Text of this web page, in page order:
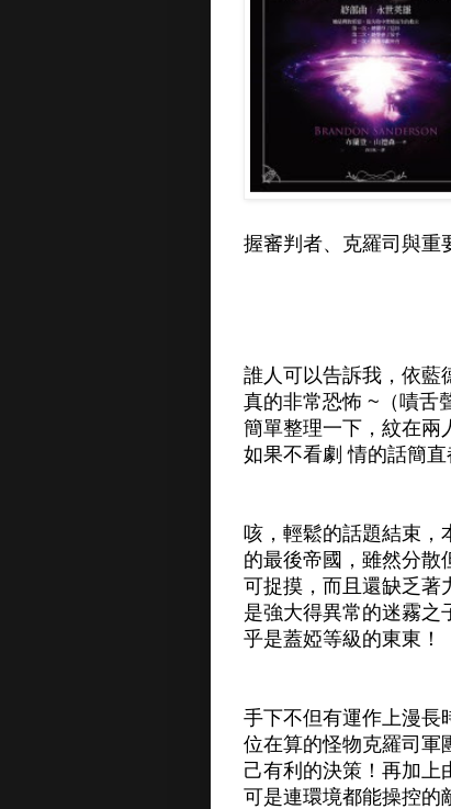
握審判者、克羅司與
誰人可以告訴我，依藍
真的非常恐怖 ~（嘖舌
簡單整理一下，紋在兩
如果不看劇 情的話簡
咳，輕鬆的話題結束，
的最後帝國，雖然分散
可捉摸，而且還缺乏著
是強大得異常的迷霧之
乎是蓋婭等級的東東！
手下不但有運作上漫長
位在算的怪物克羅司軍
己有利的決策！再加上
可是連環境都能操控的